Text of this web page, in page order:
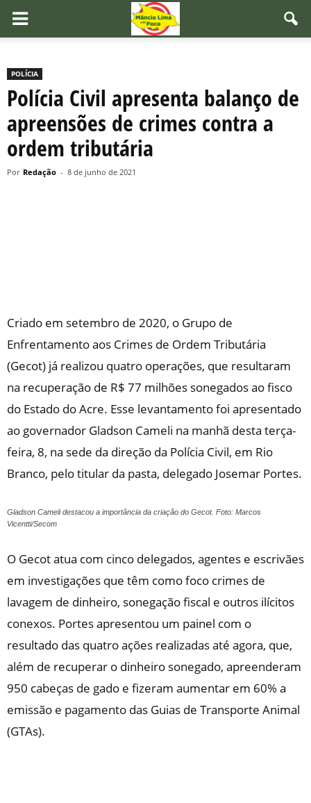
POLÍCIA
Polícia Civil apresenta balanço de
apreensões de crimes contra a
ordem tributária
Por Redação - 8 de junho de 2021
Criado em setembro de 2020, o Grupo de
Enfrentamento aos Crimes de Ordem Tributária
(Gecot) já realizou quatro operações, que resultaram
na recuperação de R$ 77 milhões sonegados ao fisco
do Estado do Acre. Esse levantamento foi apresentado
ao governador Gladson Cameli na manhã desta terça-
feira, 8, na sede da direção da Polícia Civil, em Rio
Branco, pelo titular da pasta, delegado Josemar Portes.
Gladson Cameli destacou a importância da criação do Gecot. Foto: Marcos
Vicentti/Secom
O Gecot atua com cinco delegados, agentes e escrivães
em investigações que têm como foco crimes de
lavagem de dinheiro, sonegação fiscal e outros ilícitos
conexos. Portes apresentou um painel com o
resultado das quatro ações realizadas até agora, que,
além de recuperar o dinheiro sonegado, apreenderam
950 cabeças de gado e fizeram aumentar em 60% a
emissão e pagamento das Guias de Transporte Animal
(GTAs).